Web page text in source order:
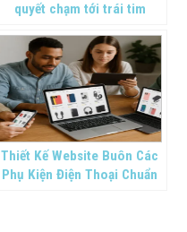
quyết chạm tới trái tim
Thiết Kế Website Buôn Các
Phụ Kiện Điện Thoại Chuẩn